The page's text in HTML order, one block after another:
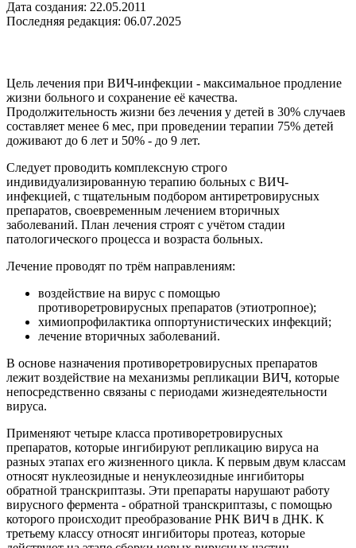
Дата создания: 22.05.2011
Последняя редакция: 06.07.2025
Цель лечения при ВИЧ-инфекции - максимальное продление
жизни больного и сохранение её качества.
Продолжительность жизни без лечения у детей в 30% случаев
составляет менее 6 мес, при проведении терапии 75% детей
доживают до 6 лет и 50% - до 9 лет.
Следует проводить комплексную строго
индивидуализированную терапию больных с ВИЧ-
инфекцией, с тщательным подбором антиретровирусных
препаратов, своевременным лечением вторичных
заболеваний. План лечения строят с учётом стадии
патологического процесса и возраста больных.
Лечение проводят по трём направлениям:
воздействие на вирус с помощью
противоретровирусных препаратов (этиотропное);
химиопрофилактика оппортунистических инфекций;
лечение вторичных заболеваний.
В основе назначения противоретровирусных препаратов
лежит воздействие на механизмы репликации ВИЧ, которые
непосредственно связаны с периодами жизнедеятельности
вируса.
Применяют четыре класса противоретровирусных
препаратов, которые ингибируют репликацию вируса на
разных этапах его жизненного цикла. К первым двум классам
относят нуклеозидные и ненуклеозидные ингибиторы
обратной транскриптазы. Эти препараты нарушают работу
вирусного фермента - обратной транскриптазы, с помощью
которого происходит преобразование РНК ВИЧ в ДНК. К
третьему классу относят ингибиторы протеаз, которые